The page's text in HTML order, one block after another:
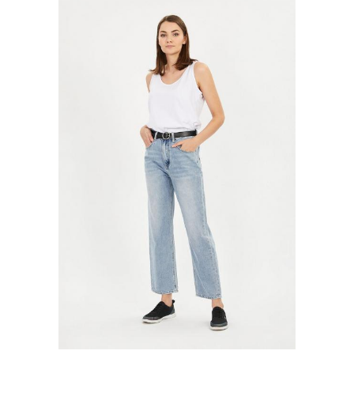
Прекрасные женщины